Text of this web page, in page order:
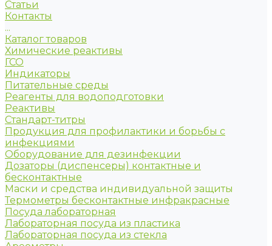
Статьи
Контакты
...
Каталог товаров
Химические реактивы
ГСО
Индикаторы
Питательные среды
Реагенты для водоподготовки
Реактивы
Стандарт-титры
Продукция для профилактики и борьбы с
инфекциями
Оборудование для дезинфекции
Дозаторы (диспенсеры) контактные и
бесконтактные
Маски и средства индивидуальной защиты
Термометры бесконтактные инфракрасные
Посуда лабораторная
Лабораторная посуда из пластика
Лабораторная посуда из стекла